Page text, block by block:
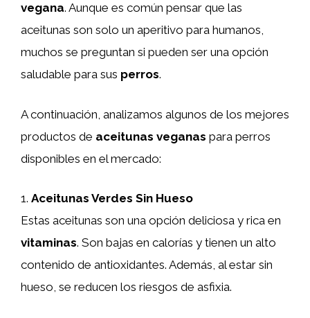
vegana. Aunque es común pensar que las
aceitunas son solo un aperitivo para humanos,
muchos se preguntan si pueden ser una opción
saludable para sus perros.
A continuación, analizamos algunos de los mejores
productos de aceitunas veganas para perros
disponibles en el mercado:
1. Aceitunas Verdes Sin Hueso
Estas aceitunas son una opción deliciosa y rica en
vitaminas. Son bajas en calorías y tienen un alto
contenido de antioxidantes. Además, al estar sin
hueso, se reducen los riesgos de asfixia.